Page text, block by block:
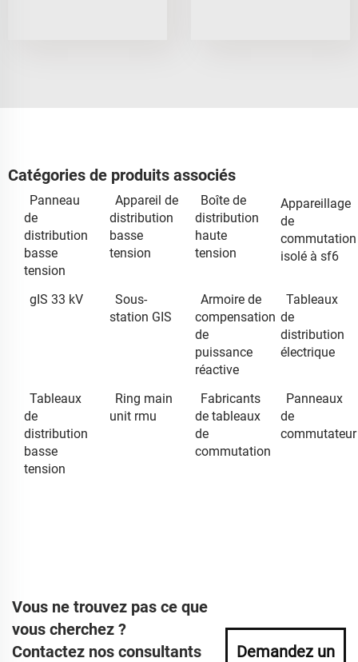
Catégories de produits associés
Panneau
de
distribution
basse
tension
Appareil de
distribution
basse
tension
Boîte de
distribution
haute
tension
Appareillage
de
commutation
isolé à sf6
gIS 33 kV
Sous-
station GIS
Armoire de
compensation
de
puissance
réactive
Tableaux
de
distribution
électrique
Tableaux
de
distribution
basse
tension
Ring main
unit rmu
Fabricants
de tableaux
de
commutation
Panneaux
de
commutateur
Vous ne trouvez pas ce que
vous cherchez ?
Contactez nos consultants
Demandez un